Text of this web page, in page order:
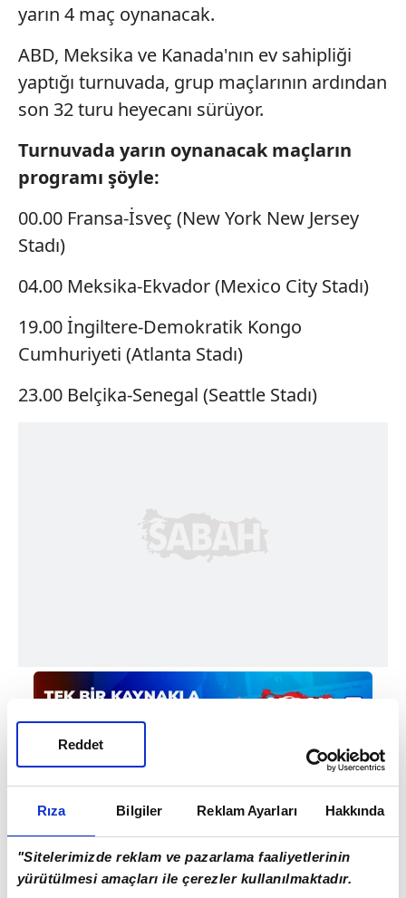
Rıza Bilgiler Reklam Ayarları Hakkında
"Sitelerimizde reklam ve pazarlama faaliyetlerinin
yürütülmesi amaçları ile çerezler kullanılmaktadır.
Reddet
yarın 4 maç oynanacak.
ABD, Meksika ve Kanada'nın ev sahipliği
yaptığı turnuvada, grup maçlarının ardından
son 32 turu heyecanı sürüyor.
Turnuvada yarın oynanacak maçların
programı şöyle:
00.00 Fransa-İsveç (New York New Jersey
Stadı)
04.00 Meksika-Ekvador (Mexico City Stadı)
19.00 İngiltere-Demokratik Kongo
Cumhuriyeti (Atlanta Stadı)
23.00 Belçika-Senegal (Seattle Stadı)
Aytunç Akın - Editör